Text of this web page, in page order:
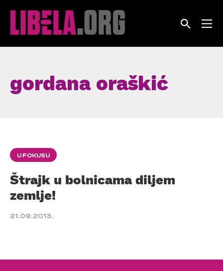
gordana oraškić
U FOKUSU
Štrajk u bolnicama diljem
zemlje!
21.09.2013.